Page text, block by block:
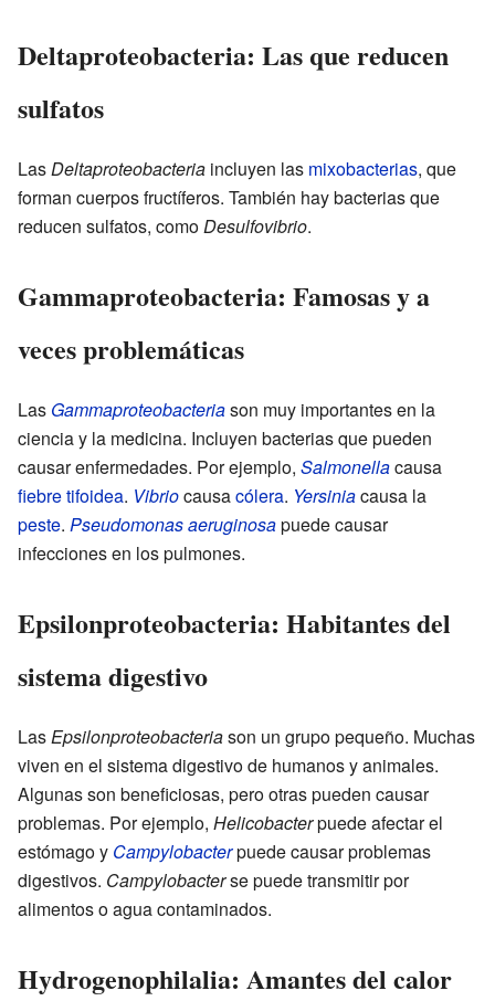
Deltaproteobacteria: Las que reducen
sulfatos
LasDeltaproteobacteria incluyen las mixobacterias, que
forman cuerpos fructíferos. También hay bacterias que
reducen sulfatos, comoDesulfovibrio.
Gammaproteobacteria: Famosas y a
veces problemáticas
Las Gammaproteobacteriason muy importantes en la
ciencia y la medicina. Incluyen bacterias que pueden
causar enfermedades. Por ejemplo, Salmonellacausa
fiebre tifoidea. Vibriocausacólera. Yersiniacausa la
peste. Pseudomonas aeruginosapuede causar
infecciones en los pulmones.
Epsilonproteobacteria: Habitantes del
sistema digestivo
LasEpsilonproteobacteriason un grupo pequeño. Muchas
viven en el sistema digestivo de humanos y animales.
Algunas son beneficiosas, pero otras pueden causar
problemas. Por ejemplo, Helicobacterpuede afectar el
estómago y Campylobacterpuede causar problemas
digestivos. Campylobacterse puede transmitir por
alimentos o agua contaminados.
Hydrogenophilalia: Amantes del calor